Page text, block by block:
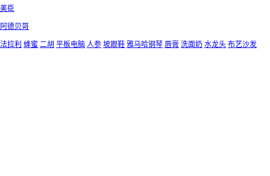
美臣
阿德贝哥
法拉利 蜂蜜 二胡 平板电脑 人参 坡跟鞋 雅马哈钢琴 唇膏 洗面奶 水龙头 布艺沙发